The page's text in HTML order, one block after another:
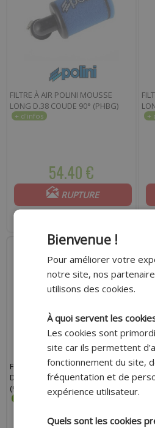
FILTRE À AIR POLINI MOUSSE
LONG D.38 COUDE 90° (PHBG)
54.40 €
RUPTURE
FILTRE À AIR POLINI NOIR
DIAMÈTRE 24-26-28-30
(928.465.014)
Bienvenue !
Pour améliorer votre
notre site, nos
utilisons des cookies.
À quoi servent les
Les cookies sont
site car ils permettent
fonctionnement du site,
fréquentation et de
expérience utilisateur.
Quels sont les cookies